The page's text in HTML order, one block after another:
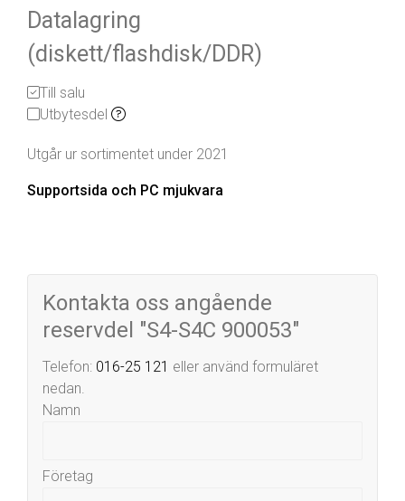
Datalagring
(diskett/flashdisk/DDR)
Till salu
Utbytesdel
Utgår ur sortimentet under 2021
Supportsida och PC mjukvara
Kontakta oss angående
reservdel "S4-S4C 900053"
Telefon: 016-25 121 eller använd formuläret
nedan.
Namn
Företag